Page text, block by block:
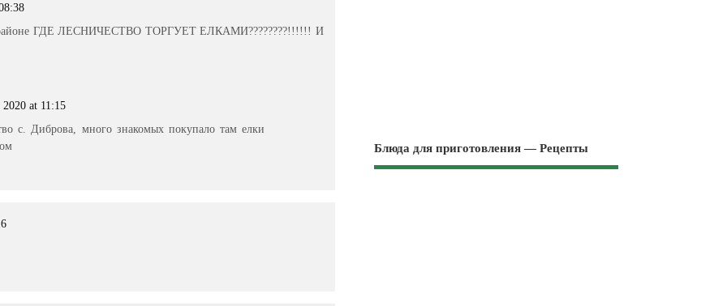
районе ГДЕ ЛЕСНИЧЕСТВО ТОРГУЕТ ЕЛКАМИ????????!!!!!! И
2020 at 11:15
с. Диброва, много знакомых покупало там елки
Блюда для приготовления — Рецепты